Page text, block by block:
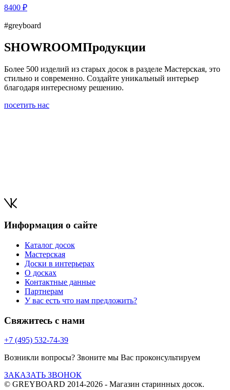
8400 ₽
#greyboard
SHOWROOMПродукции
Более 500 изделий из старых досок в разделе Мастерская, это
стильно и современно. Создайте уникальный интерьер
благодаря интересному решению.
посетить нас
Информация о сайте
Каталог досок
Мастерская
Доски в интерьерах
О досках
Контактные данные
Партнерам
У вас есть что нам предложить?
Свяжитесь с нами
+7 (495) 532-74-39
Возникли вопросы? Звоните мы Вас проконсультируем
ЗАКАЗАТЬ ЗВОНОК
© GREYBOARD 2014-2026 - Магазин старинных досок.